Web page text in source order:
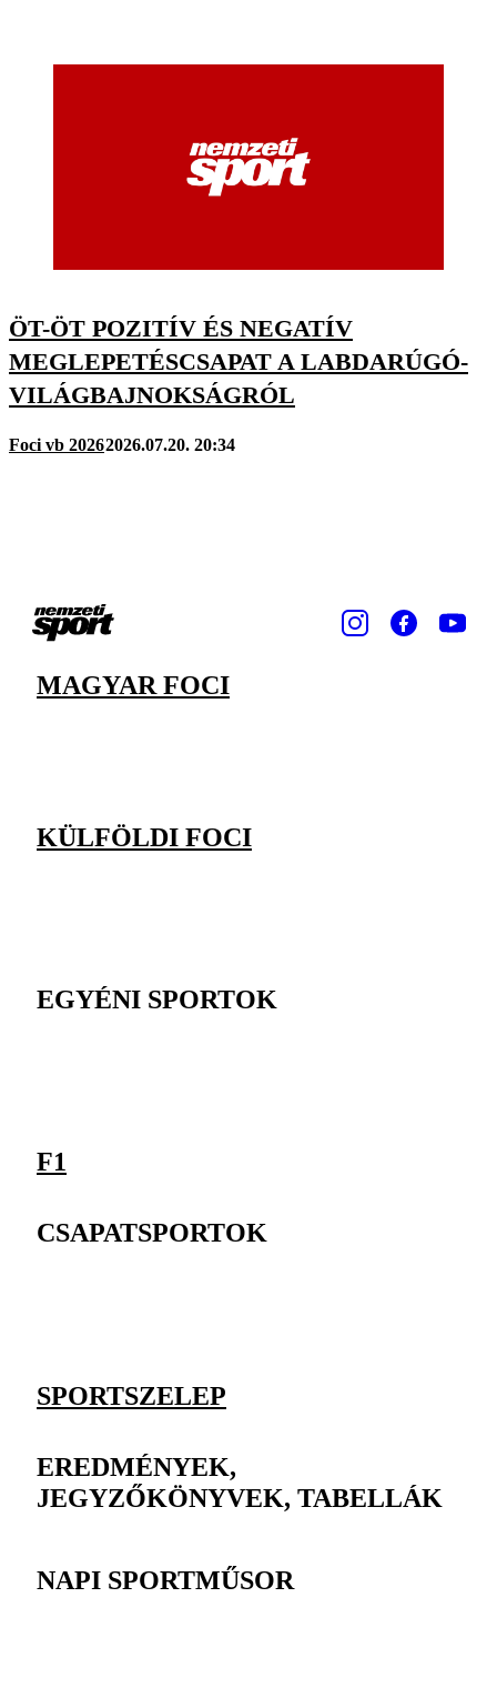
ÖT-ÖT POZITÍV ÉS NEGATÍV
MEGLEPETÉSCSAPAT A LABDARÚGÓ-
VILÁGBAJNOKSÁGRÓL
Foci vb 20262026.07.20. 20:34
MAGYAR FOCI
KÜLFÖLDI FOCI
EGYÉNI SPORTOK
F1
CSAPATSPORTOK
SPORTSZELEP
EREDMÉNYEK,
JEGYZŐKÖNYVEK, TABELLÁK
NAPI SPORTMŰSOR